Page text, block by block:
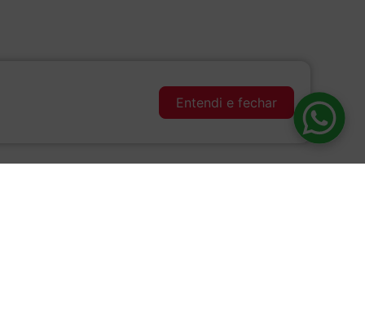
Entendi e fechar